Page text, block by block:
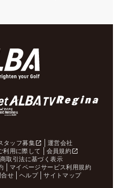
タッフ募集
運営会社
利用に際して
会員規約
取引法に基づく表示
マイページサービス利用規約
合せ ヘルプ サイトマップ